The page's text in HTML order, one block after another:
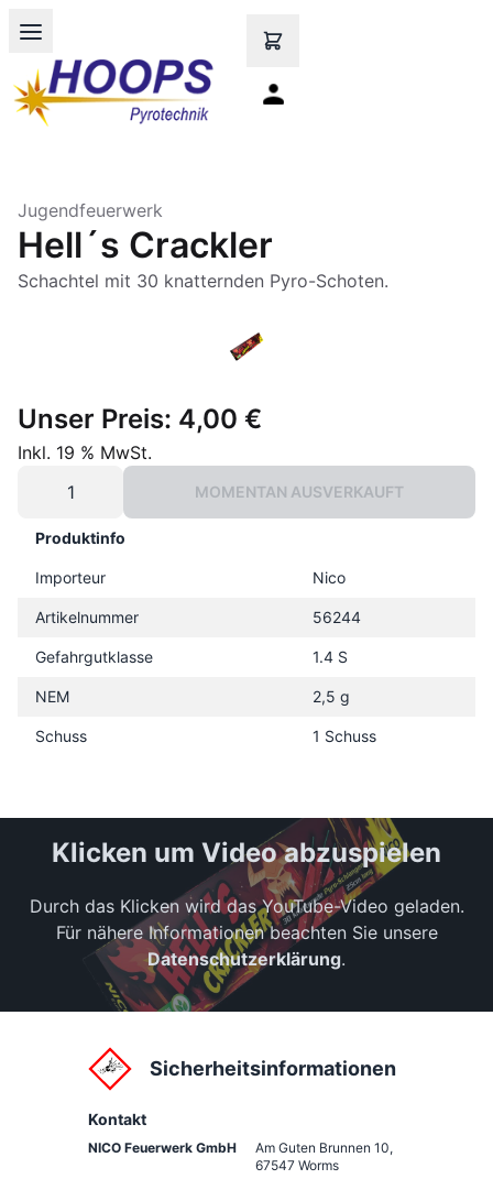
Open main menu
Jugendfeuerwerk
Hell´s Crackler
Schachtel mit 30 knatternden Pyro-Schoten.
Unser Preis: 4,00 €
Inkl. 19 % MwSt.
MOMENTAN AUSVERKAUFT
Produktinfo
Importeur Nico
Artikelnummer 56244
Gefahrgutklasse 1.4 S
NEM 2,5 g
Schuss 1 Schuss
Klicken um Video abzuspielen
Durch das Klicken wird das YouTube-Video geladen.
Für nähere Informationen beachten Sie unsere
Datenschutzerklärung.
Sicherheitsinformationen
Kontakt
NICO Feuerwerk GmbH Am Guten Brunnen 10,
67547 Worms